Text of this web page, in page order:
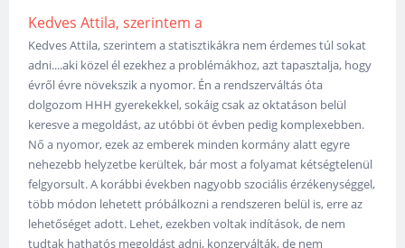
Kedves Attila, szerintem a
Kedves Attila, szerintem a statisztikákra nem érdemes túl sokat
adni....aki közel él ezekhez a problémákhoz, azt tapasztalja, hogy
évről évre növekszik a nyomor. Én a rendszerváltás óta
dolgozom HHH gyerekekkel, sokáig csak az oktatáson belül
keresve a megoldást, az utóbbi öt évben pedig komplexebben.
Nő a nyomor, ezek az emberek minden kormány alatt egyre
nehezebb helyzetbe kerültek, bár most a folyamat kétségtelenül
felgyorsult. A korábbi években nagyobb szociális érzékenységgel,
több módon lehetett próbálkozni a rendszeren belül is, erre az
lehetőséget adott. Lehet, ezekben voltak indítások, de nem
tudtak hathatós megoldást adni, konzerválták, de nem